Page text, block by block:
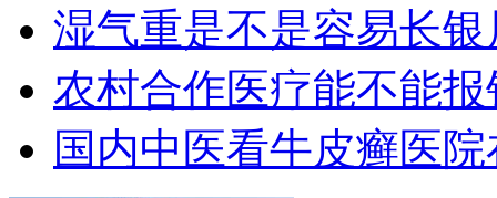
湿气重是不是容易长银
农村合作医疗能不能
国内中医看牛皮癣医